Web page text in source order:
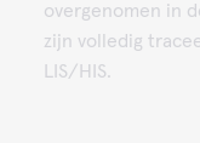
overgenomen in
zijn volledig
LIS/HIS.